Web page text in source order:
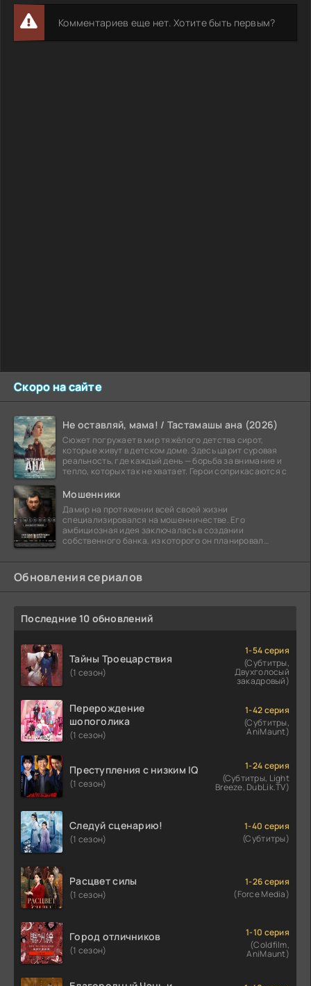
Скоро на сайте
Не оставляй, мама! / Тастамашы ана (2026)
Сюжет погружает в мир тяжёлого детства сирот,
которые живут в детском доме. Здесь царит суровая
реальность, где каждый день — борьба за внимание и
тепло, которых так не хватает. Герои соприкасаются с
Мошенники
Дамир на протяжении всей своей жизни
специализировался на мошенничестве. Его
амбициозная идея заключалась в создании
собственного банка, из которого он планировал
Обновления сериалов
Последние 10 обновлений
Тайны Троецарствия
(1 сезон)
1-54 серия
(Субтитры,
Двухголосый
закадровый)
Перерождение
шопоголика
(1 сезон)
1-42 серия
(Субтитры,
AniMaunt)
Преступления с низким IQ
(1 сезон)
1-24 серия
(Субтитры, Light
Breeze, DubLik.TV)
Следуй сценарию!
(1 сезон)
1-40 серия
(Субтитры)
Расцвет силы
(1 сезон)
1-26 серия
(Force Media)
Город отличников
(1 сезон)
1-10 серия
(Coldfilm,
AniMaunt)
Комментариев еще нет. Хотите быть первым?